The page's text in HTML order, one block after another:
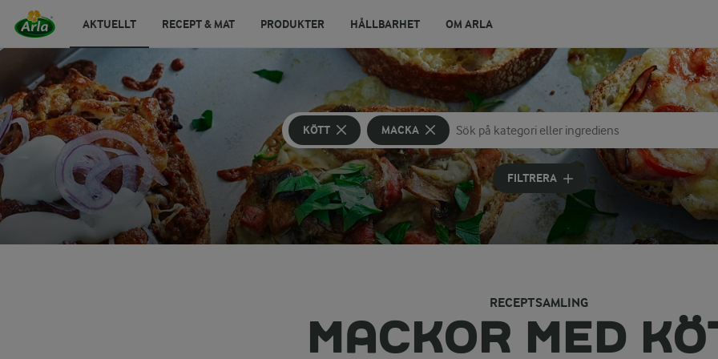
AKTUELLT RECEPT & MAT PRODUKTER HÅLLBARHET OM ARLA
KÖTT MACKA
Sök på kategori eller ingrediens
Skriv in sökord för att få förslag
FILTRERA
RECEPTSAMLING
MACKOR MED